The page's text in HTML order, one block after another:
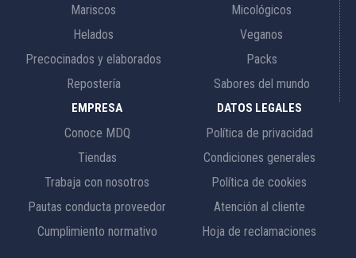
Mariscos
Helados
Precocinados y elaborados
Repostería
Micológicos
Veganos
Packs
Sabores del mundo
EMPRESA
Conoce MDQ
Tiendas
Trabaja con nosotros
Pautas conducta proveedor
Cumplimiento normativo
DATOS LEGALES
Política de privacidad
Condiciones generales
Política de cookies
Atención al cliente
Hoja de reclamaciones